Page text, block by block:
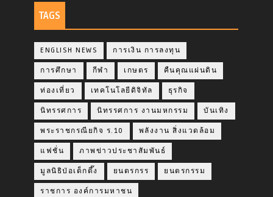
TAGS
ENGLISH NEWS การเงิน การลงทุน
การศึกษา กีฬา เกษตร คืนคุณแผ่นดิน
ท่องเที่ยว เทคโนโลยีดิจิทัล ธุรกิจ
นิทรรศการ นิทรรศการ งานมหกรรม บันเทิง
พระราชกรณียกิจ ร.10 พลังงาน สิ่งแวดล้อม
แฟชั่น ภาพข่าวประชาสัมพันธ์
มูลนิธิป่อเต็กตึ๊ง ยนตรกรร ยนตรกรรม
ราชการ องค์การมหาชน